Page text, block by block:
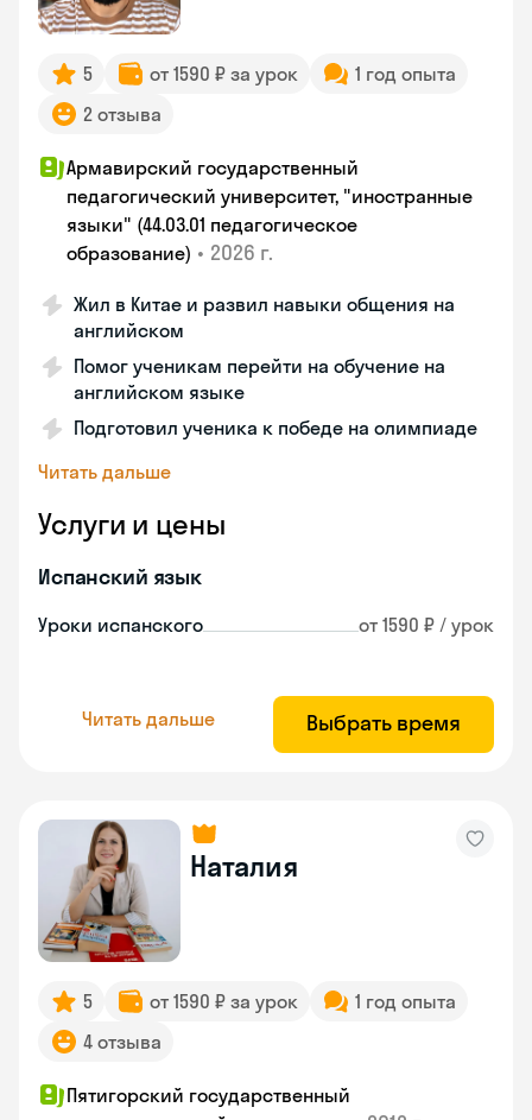
5 от 1590 ₽ за урок
1 год опыта
2 отзыва
Армавирский государственный
педагогический университет, "иностранные
языки" (44.03.01 педагогическое
образование) • 2026 г.
Жил в Китае и развил навыки общения на
английском
Помог ученикам перейти на обучение на
английском языке
Подготовил ученика к победе на олимпиаде
Читать дальше
Услуги и цены
Испанский язык
Уроки испанского от 1590 ₽ / урок
Читать дальше Выбрать время
Наталия
5 от 1590 ₽ за урок
1 год опыта
4 отзыва
Пятигорский государственный